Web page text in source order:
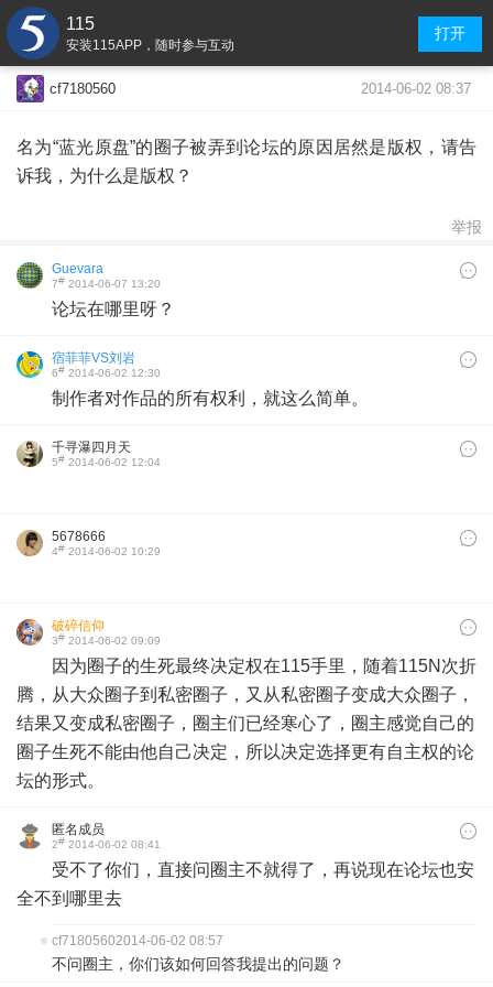
115
安装115APP，随时参与互动
打开
cf7180560 2014-06-02 08:37
名为“蓝光原盘”的圈子被弄到论坛的原因居然是版权，请告
诉我，为什么是版权？
举报
Guevara
7# 2014-06-07 13:20
论坛在哪里呀？
宿菲菲VS刘岩
6# 2014-06-02 12:30
制作者对作品的所有权利，就这么简单。
千寻瀑四月天
5# 2014-06-02 12:04
5678666
4# 2014-06-02 10:29
破碎信仰
3# 2014-06-02 09:09
因为圈子的生死最终决定权在115手里，随着115N次折
腾，从大众圈子到私密圈子，又从私密圈子变成大众圈子，
结果又变成私密圈子，圈主们已经寒心了，圈主感觉自己的
圈子生死不能由他自己决定，所以决定选择更有自主权的论
坛的形式。
匿名成员
2# 2014-06-02 08:41
受不了你们，直接问圈主不就得了，再说现在论坛也安
全不到哪里去
cf71805602014-06-02 08:57
不问圈主，你们该如何回答我提出的问题？